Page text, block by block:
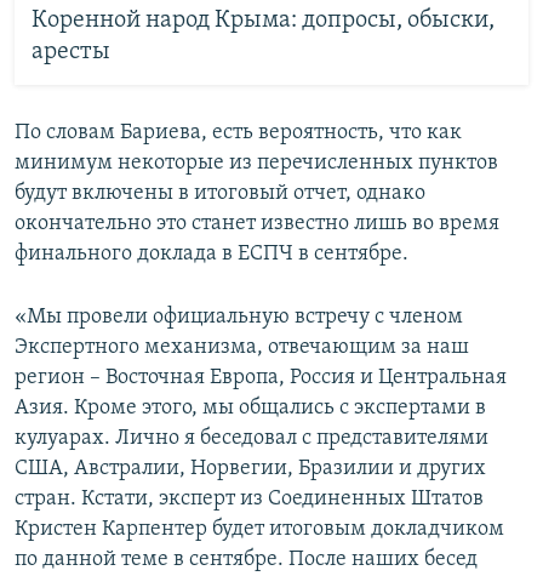
Коренной народ Крыма: допросы, обыски,
аресты
По словам Бариева, есть вероятность, что как
минимум некоторые из перечисленных пунктов
будут включены в итоговый отчет, однако
окончательно это станет известно лишь во время
финального доклада в ЕСПЧ в сентябре.
«Мы провели официальную встречу с членом
Экспертного механизма, отвечающим за наш
регион – Восточная Европа, Россия и Центральная
Азия. Кроме этого, мы общались с экспертами в
кулуарах. Лично я беседовал с представителями
США, Австралии, Норвегии, Бразилии и других
стран. Кстати, эксперт из Соединенных Штатов
Кристен Карпентер будет итоговым докладчиком
по данной теме в сентябре. После наших бесед